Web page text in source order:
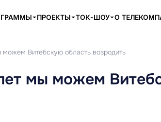
ПРОЕКТЫ ТОК-ШОУ О
можем Витебскую область возродить
мы можем